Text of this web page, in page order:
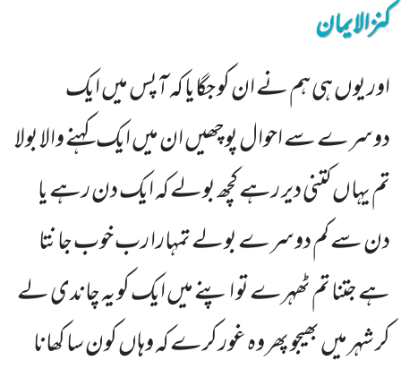
کنزالایمان
اور یوں ہی ہم نے ان کو جگایا کہ آپس میں ایک
دوسرے سے احوال پوچھیں ان میں ایک کہنے والا بولا
تم یہاں کتنی دیر رہے کچھ بولے کہ ایک دن رہے یا
دن سے کم دوسرے بولے تمہارا رب خوب جانتا
ہے جتنا تم ٹھہرے تو اپنے میں ایک کو یہ چاندی لے
کر شہر میں بھیجو پھر وہ غور کرے کہ وہاں کون سا کھانا